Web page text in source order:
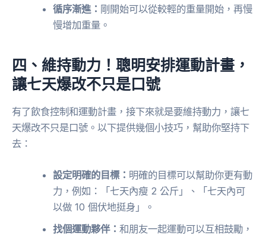
循序漸進： 剛開始可以從較輕的重量開始，再慢
慢增加重量。
四、維持動力！聰明安排運動計畫，
讓七天爆改不只是口號
有了飲食控制和運動計畫，接下來就是要維持動力，讓七
天爆改不只是口號。以下提供幾個小技巧，幫助你堅持下
去：
設定明確的目標： 明確的目標可以幫助你更有動
力，例如：「七天內瘦 2 公斤」、「七天內可
以做 10 個伏地挺身」。
找個運動夥伴：和朋友一起運動可以互相鼓勵，